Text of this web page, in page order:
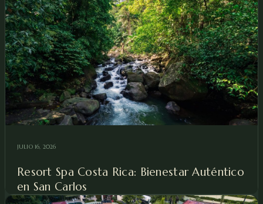
JULIO 16, 2026
Resort Spa Costa Rica: Bienestar Auténtico
en San Carlos